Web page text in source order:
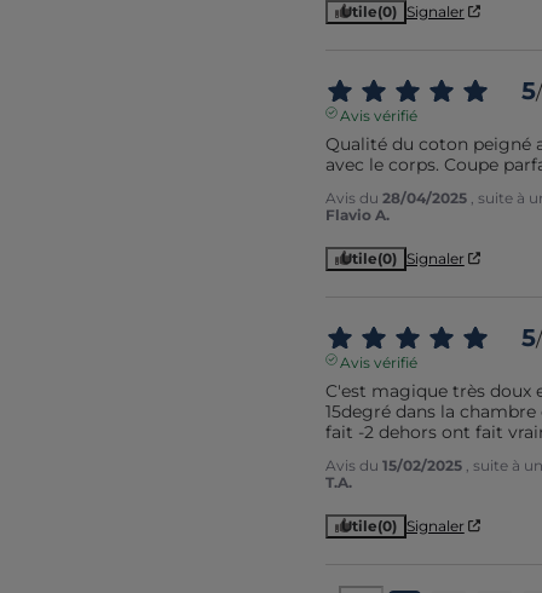
Utile(0) Signaler
5/
Avis vérifié
Qualité du coton peigné
avec le corps. Coupe
Avis du 28/04/2025
, suite à
Flavio A.
Utile(0) Signaler
5/
Avis vérifié
C'est magique très doux
15degré dans la
fait -2 dehors ont fait
Avis du 15/02/2025
, suite à
T.A.
Utile(0) Signaler